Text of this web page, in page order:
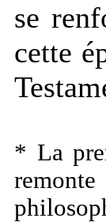
se
cette
* La